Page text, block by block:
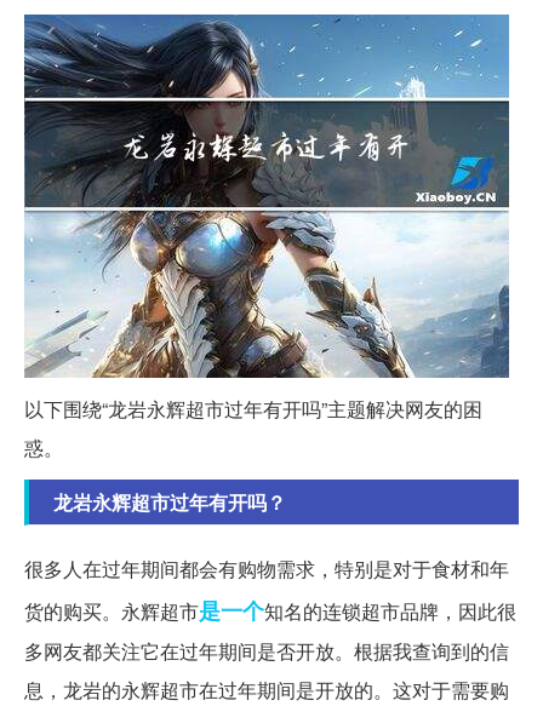
以下围绕“龙岩永辉超市过年有开吗”主题解决网友的困
惑。
龙岩永辉超市过年有开吗？
很多人在过年期间都会有购物需求，特别是对于食材和年
货的购买。永辉超市是一个知名的连锁超市品牌，因此很
多网友都关注它在过年期间是否开放。根据我查询到的信
息，龙岩的永辉超市在过年期间是开放的。这对于需要购